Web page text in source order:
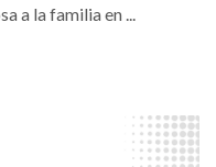
a la familia en ...